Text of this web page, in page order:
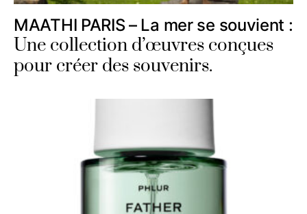
MAATHI PARIS – La mer se souvient :
Une collection d’œuvres conçues
pour créer des souvenirs.